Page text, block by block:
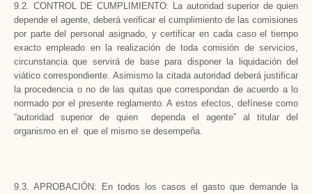
9.2. CONTROL DE CUMPLIMIENTO: La autoridad superior de quien
depende el agente, deberá verificar el cumplimiento de las comisiones
por parte del personal asignado, y certificar en cada caso el tiempo
exacto empleado en la realización de toda comisión de servicios,
circunstancia que servirá de base para disponer la liquidación del
viático correspondiente. Asimismo la citada autoridad deberá justificar
la procedencia o no de las quitas que correspondan de acuerdo a lo
normado por el presente reglamento. A estos efectos, defínese como
“autoridad superior de quien dependa el agente” al titular del
organismo en el que el mismo se desempeña.
9.3. APROBACIÓN: En todos los casos el gasto que demande la